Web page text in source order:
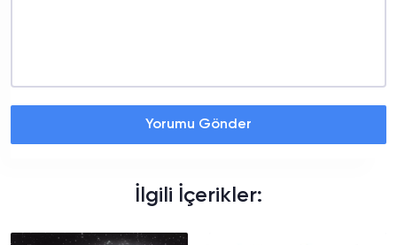
Yorumu Gönder
İlgili İçerikler: